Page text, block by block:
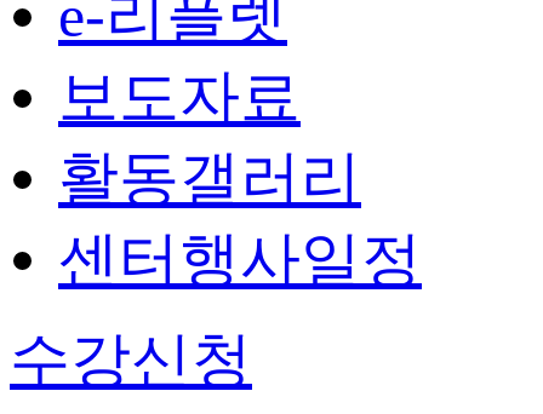
e-리플렛
보도자료
활동갤러리
센터행사일정
수강신청